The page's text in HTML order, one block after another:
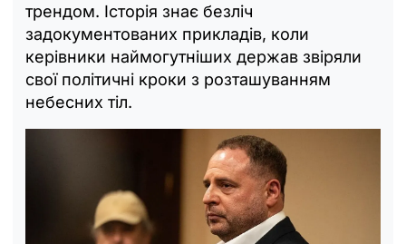
трендом. Історія знає безліч
задокументованих прикладів, коли
керівники наймогутніших держав звіряли
свої політичні кроки з розташуванням
небесних тіл.